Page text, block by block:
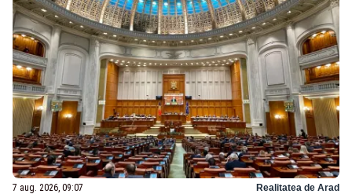
7 aug. 2026, 09:07 Realitatea de Arad